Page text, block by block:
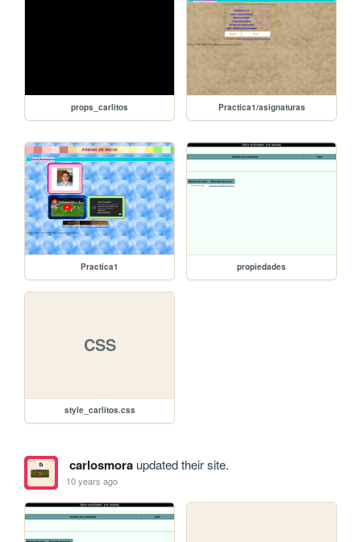
props_carlitos Practica1/asignaturas
Practica1 propiedades
CSS
style_carlitos.css
carlosmoraupdated their site.
10 years ago